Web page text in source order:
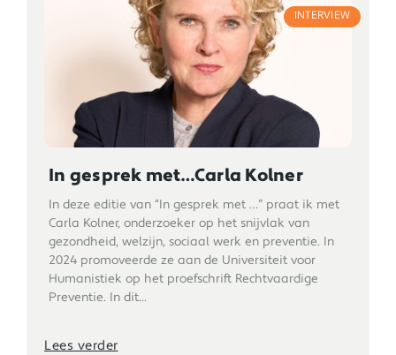
INTERVIEW
In gesprek met…Carla Kolner
In deze editie van “In gesprek met …” praat ik met
Carla Kolner, onderzoeker op het snijvlak van
gezondheid, welzijn, sociaal werk en preventie. In
2024 promoveerde ze aan de Universiteit voor
Humanistiek op het proefschrift Rechtvaardige
Preventie. In dit...
Lees verder